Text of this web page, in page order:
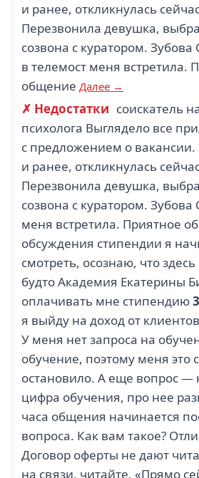
и ранее, откликнулась
Перезвонила девушка,
созвона с куратором. Зубова
в телемост меня встретила.
общение Далее →
✗ Недостатки соискатель
психолога Выглядело все
с предложением о
и ранее, откликнулась
Перезвонила девушка,
созвона с куратором. Зубова
меня встретила. Приятное
обсуждения стипендии я
смотреть, осознаю, что
будто Академия Екатерины
оплачивать мне стипендию3
я выйду на доход от
У меня нет запроса на
обучение, поэтому меня это
остановило. А еще вопрос —
цифра обучения, про нее
часа общения начинается
вопроса. Как вам такое?
Договор оферты не дают
на связи, читайте, «Прямо